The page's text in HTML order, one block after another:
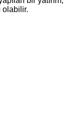
olabilir.